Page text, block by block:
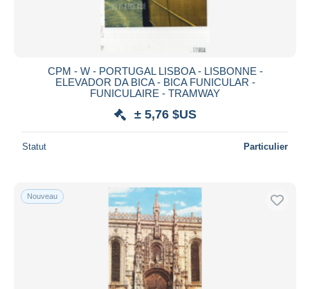
CPM - W - PORTUGAL LISBOA - LISBONNE -
ELEVADOR DA BICA - BICA FUNICULAR -
FUNICULAIRE - TRAMWAY
± 5,76 $US
Statut Particulier
Nouveau